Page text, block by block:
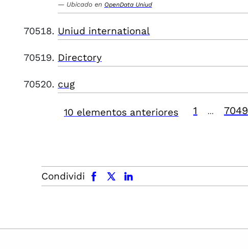
Ubicado en OpenData Uniud
Uniud international
Directory
cug
10 elementos anteriores 1 7049
Condividi
facebook x.com linkedin